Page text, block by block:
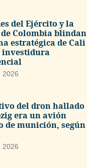
del Ejército y la
Colombia blindan
estratégica de Cali
investidura
2026
del dron hallado
era un avión
de munición, según
2026